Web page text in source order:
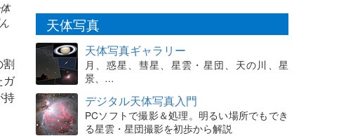
割
ガ
持
天体写真
天体写真ギャラリー
月、惑星、彗星、星雲・星団、天の川、星
景、…
デジタル天体写真入門
PCソフトで撮影＆処理。明るい場所でもでき
る星雲・星団撮影を初歩から解説